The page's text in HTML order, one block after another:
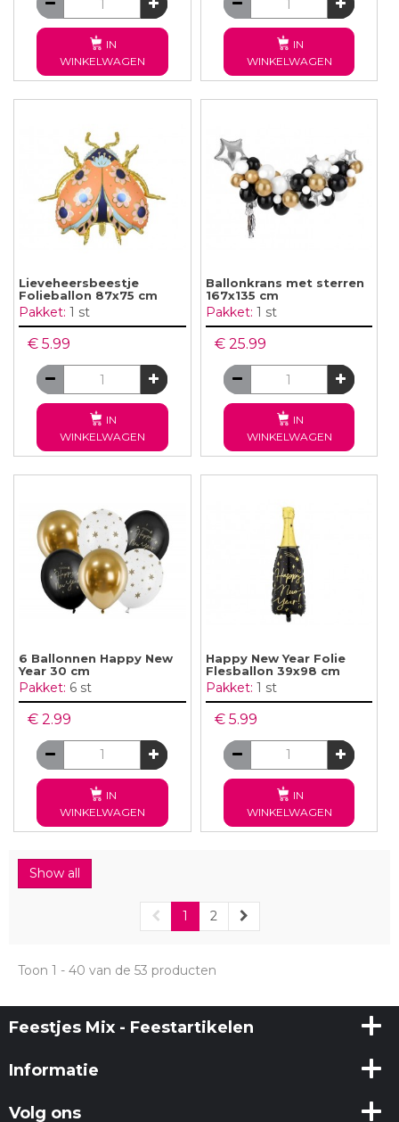
IN
WINKELWAGEN
IN
WINKELWAGEN
Lieveheersbeestje
Folieballon 87x75 cm
Pakket: 1 st
€ 5.99
IN
WINKELWAGEN
Ballonkrans met sterren
167x135 cm
Pakket: 1 st
€ 25.99
IN
WINKELWAGEN
6 Ballonnen Happy New
Year 30 cm
Pakket: 6 st
€ 2.99
IN
WINKELWAGEN
Happy New Year Folie
Flesballon 39x98 cm
Pakket: 1 st
€ 5.99
IN
WINKELWAGEN
Show all
1 2
Toon 1 - 40 van de 53 producten
Feestjes Mix - Feestartikelen
Informatie
Volg ons